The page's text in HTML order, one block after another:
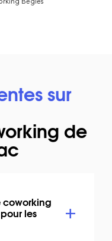
sur
de
coworking
les